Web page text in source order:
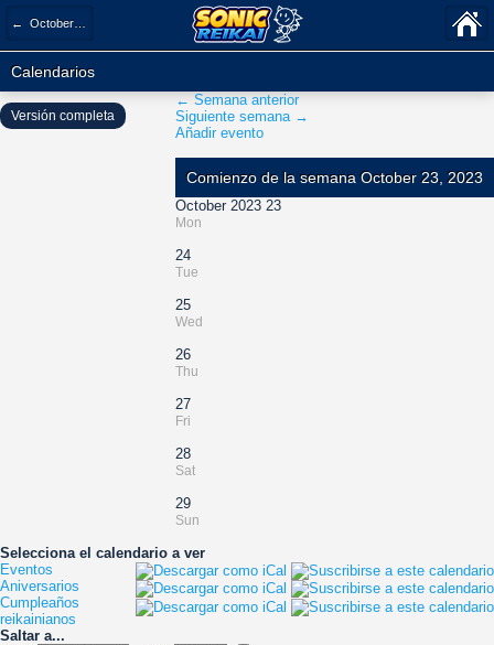
← October 2023
Calendarios
← Semana anterior
Siguiente semana →
Añadir evento
Comienzo de la semana October 23, 2023
October 2023 23
Mon
24
Tue
25
Wed
26
Thu
27
Fri
28
Sat
29
Sun
Selecciona el calendario a ver
Eventos
Aniversarios
Cumpleaños
reikainianos
Saltar a...
Versión completa